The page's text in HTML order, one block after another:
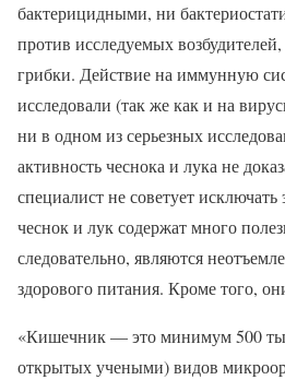
бактерицидными, ни
против исследуемых
грибки. Действие на иммунную
исследовали (так же как и на
ни в одном из серьезных
активность чеснока и лука не
специалист не советует
чеснок и лук содержат много
следовательно, являются
здорового питания. Кроме того,
«Кишечник — это минимум 500
открытых учеными) видов